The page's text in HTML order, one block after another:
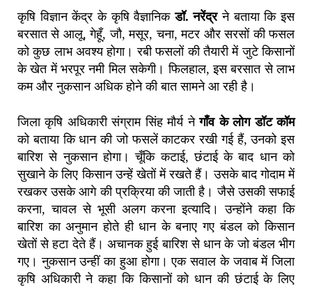
कृषि विज्ञान केंद्र के कृषि वैज्ञानिकडॉ. नरेंद्रने बताया कि इस
बरसात से आलू, गेहूँ, जौ, मसूर, चना, मटर और सरसों की फसल
को कुछ लाभ अवश्य होगा। रबी फसलों की तैयारी में जुटे किसानों
के खेत में भरपूर नमी मिल सकेगी। फिलहाल, इस बरसात से लाभ
कम और नुकसान अधिक होने की बात सामने आ रही है।
जिला कृषि अधिकारी संग्राम सिंह मौर्य नेगाँव के लोग डॉट कॉम
को बताया कि धान की जो फसलें काटकर रखी गई हैं, उनको इस
बारिश से नुकसान होगा। चूँकि कटाई, छंटाई के बाद धान को
सुखाने के लिए किसान उन्हें खेतों में रखते हैं। उसके बाद गोदाम में
रखकर उसके आगे की प्रक्रिया की जाती है। जैसे उसकी सफाई
करना, चावल से भूसी अलग करना इत्यादि। उन्होंने कहा कि
बारिश का अनुमान होते ही धान के बनाए गए बंडल को किसान
खेतों से हटा देते हैं। अचानक हुई बारिश से धान के जो बंडल भीग
गए। नुकसान उन्हीं का हुआ होगा। एक सवाल के जवाब में जिला
कृषि अधिकारी ने कहा कि किसानों को धान की छंटाई के लिए